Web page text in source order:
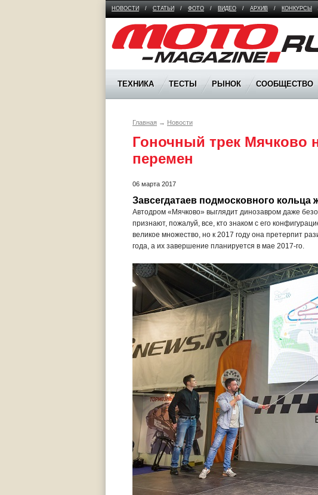
НОВОСТИ / СТАТЬИ / ФОТО / ВИДЕО / АРХИВ / КОНКУРСЫ
Moto Magazine
ТЕХНИКА ТЕСТЫ РЫНОК СООБЩЕСТВО
Главная → Новости
Гоночный трек Мячково
перемен
06 марта 2017
Завсегдатаев подмосковного
Автодром «Мячково» выглядит динозавром даже
признают, пожалуй, все, кто знаком с его
великое множество, но к 2017 году она претерпит
года, а их завершение планируется в мае 2017-го.